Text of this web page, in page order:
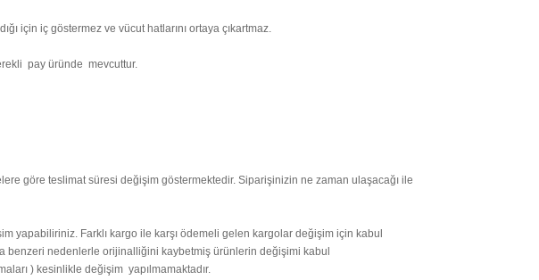
için iç göstermez ve vücut hatlarını ortaya çıkartmaz.
pay üründe mevcuttur.
göre teslimat süresi değişim göstermektedir. Siparişinizin ne zaman ulaşacağı ile
yapabiliriniz. Farklı kargo ile karşı ödemeli gelen kargolar değişim için kabul
benzeri nedenlerle orijinalliğini kaybetmiş ürünlerin değişimi kabul
) kesinlikle değişim yapılmamaktadır.